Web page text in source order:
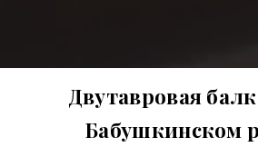
Двутавровая
Бабушкинском